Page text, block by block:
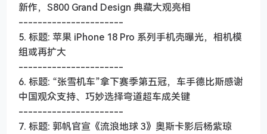
新作，S800 Grand Design 典藏大观亮相
----------------------
5. 标题: 苹果 iPhone 18 Pro 系列手机壳曝光，相机模
组或再扩大
----------------------
6. 标题: “张雪机车”拿下赛季第五冠，车手德比斯感谢
中国观众支持、巧妙选择弯道超车成关键
----------------------
7. 标题: 郭帆官宣《流浪地球 3》奥斯卡影后杨紫琼